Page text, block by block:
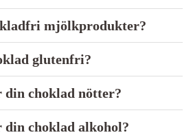
mjölkprodukter?
glutenfri?
din choklad nötter?
din choklad alkohol?